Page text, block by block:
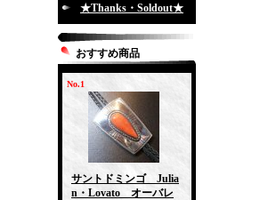
★Thanks・Soldout★
おすすめ商品
No.1
サントドミンゴ Julia
n・Lovato オーバレ